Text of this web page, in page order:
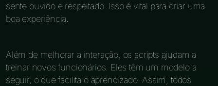
sente ouvido e respeitado. Isso é vital para criar uma
boa experiência.
Além de melhorar a interação, os scripts ajudam a
treinar novos funcionários. Eles têm um modelo a
seguir, o que facilita o aprendizado. Assim, todos